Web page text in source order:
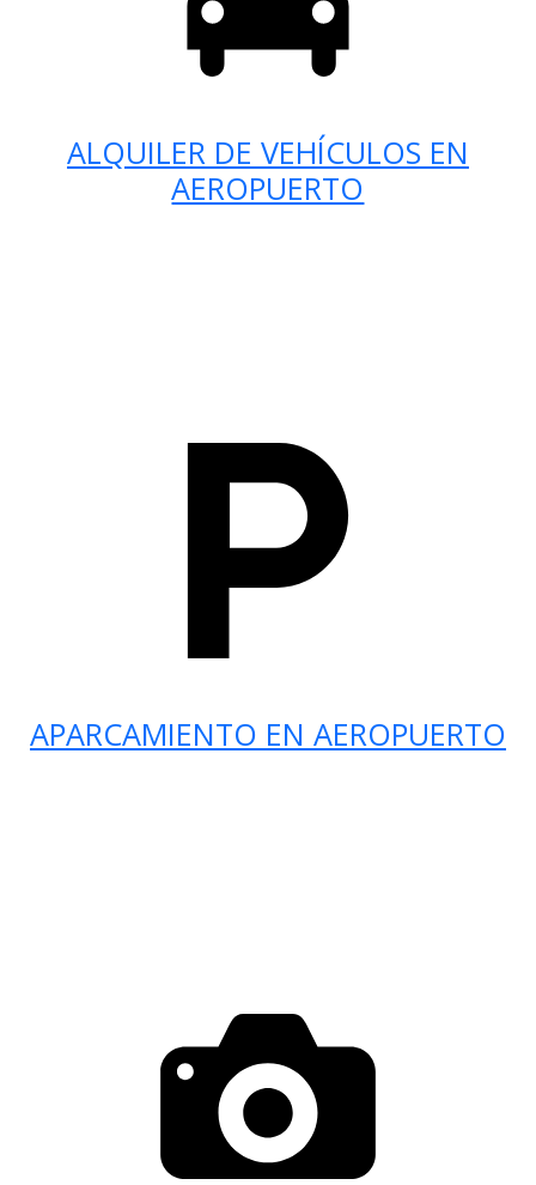
ALQUILER DE VEHÍCULOS EN
AEROPUERTO
APARCAMIENTO EN AEROPUERTO